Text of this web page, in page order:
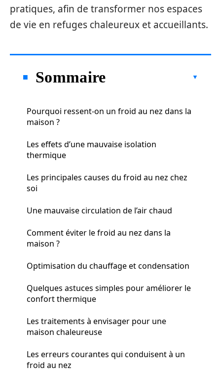
pratiques, afin de transformer nos espaces
de vie en refuges chaleureux et accueillants.
Sommaire
Pourquoi ressent-on un froid au nez dans la
maison ?
Les effets d’une mauvaise isolation
thermique
Les principales causes du froid au nez chez
soi
Une mauvaise circulation de l’air chaud
Comment éviter le froid au nez dans la
maison ?
Optimisation du chauffage et condensation
Quelques astuces simples pour améliorer le
confort thermique
Les traitements à envisager pour une
maison chaleureuse
Les erreurs courantes qui conduisent à un
froid au nez